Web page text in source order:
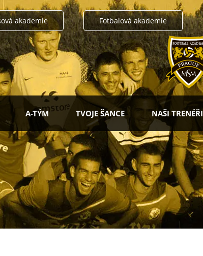
akademie Fotbalová akademie
A-TÝM TVOJE ŠANCE NAŠI TRENÉŘI